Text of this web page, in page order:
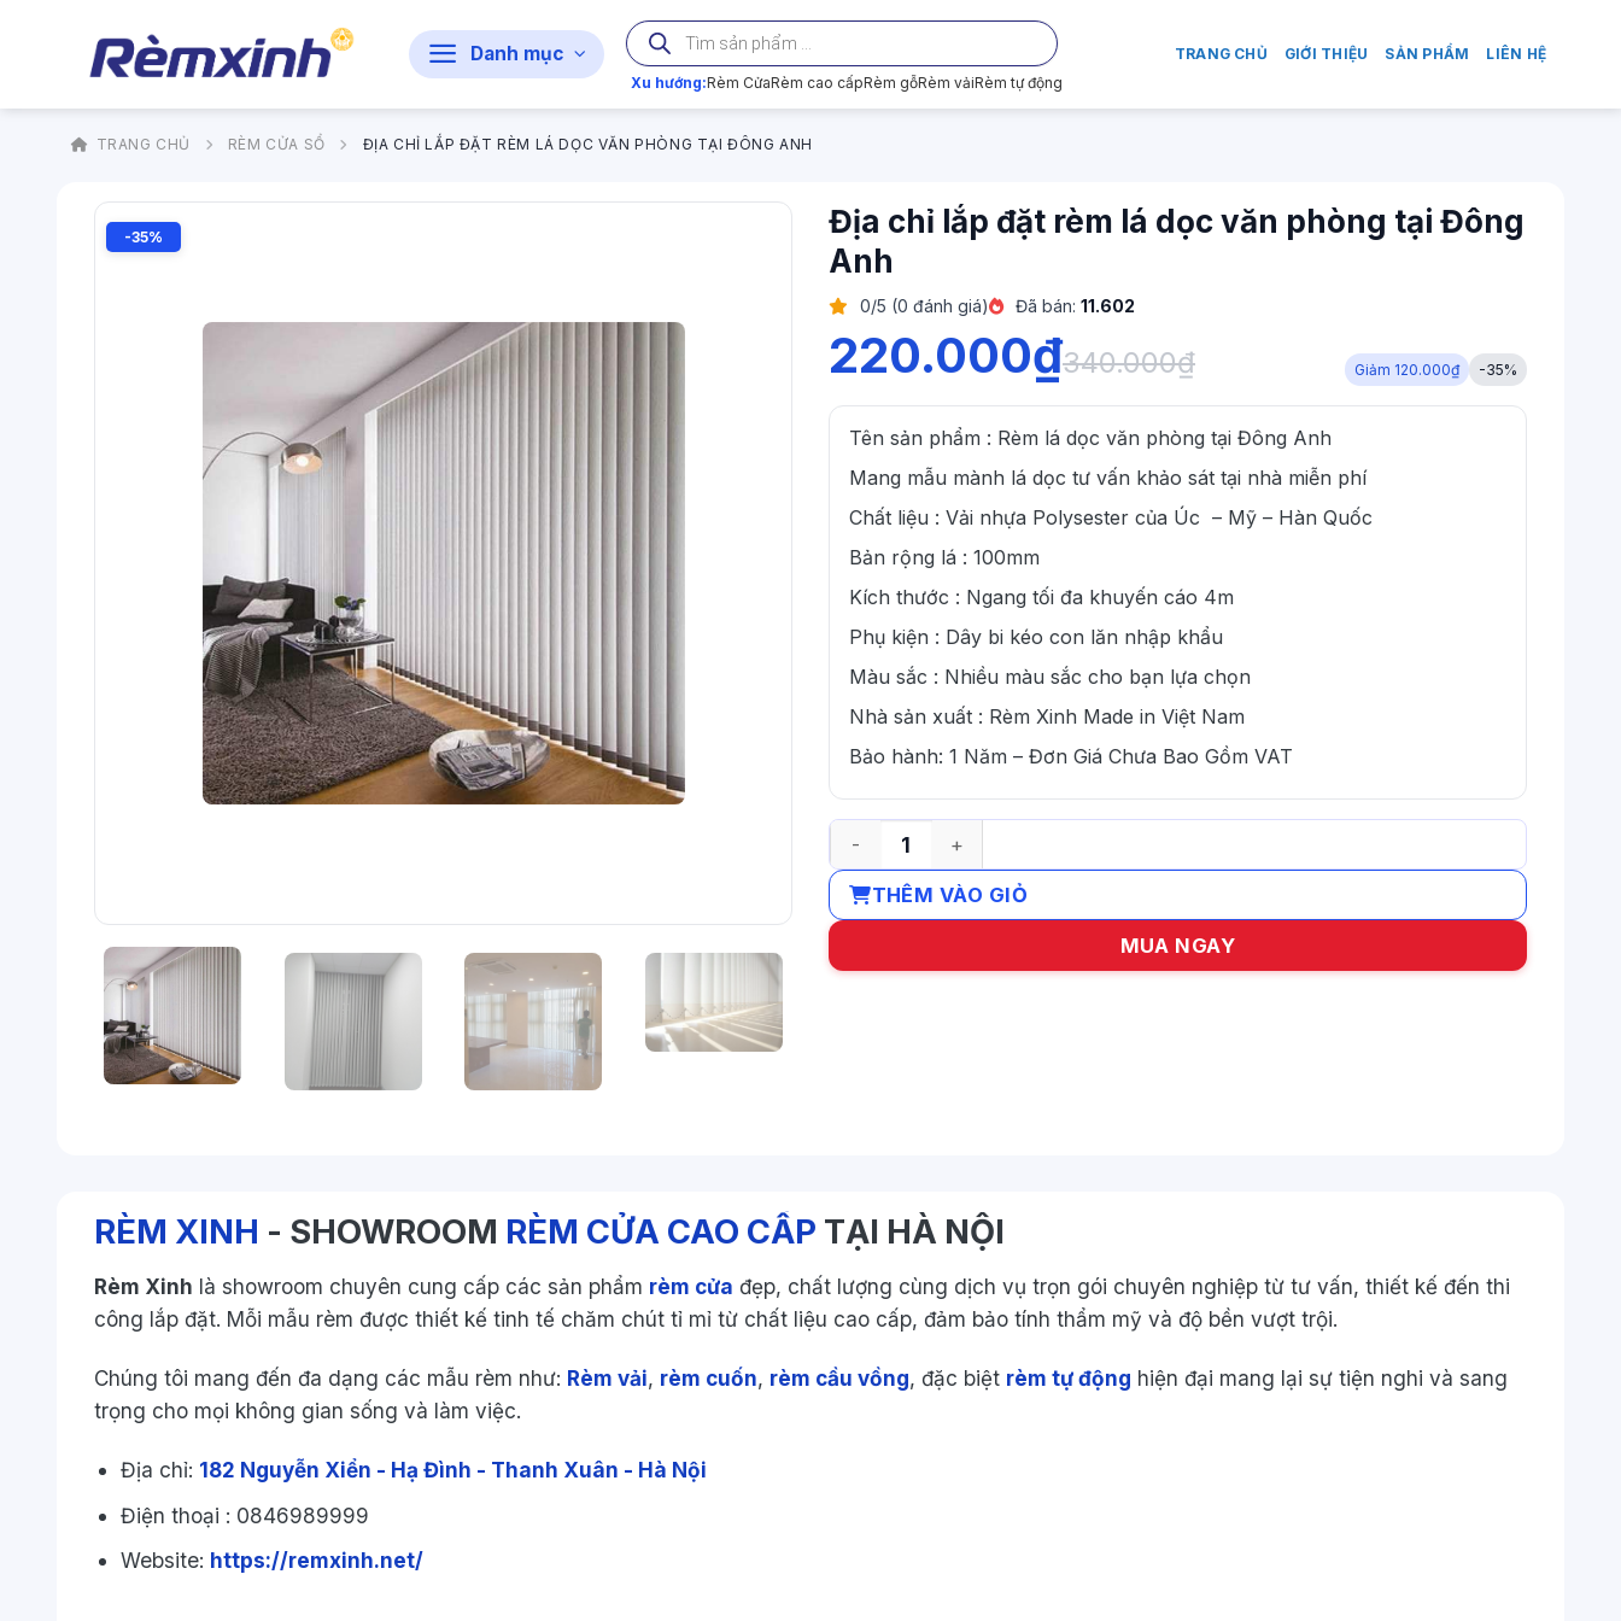
dung
Danh mục
Tìm
kiếm
sản
phẩm
Xu hướng:Rèm CửaRèm cao cấpRèm gỗRèm vảiRèm tự động
TRANG CHỦ GIỚI THIỆU SẢN PHẨM LIÊN HỆ
TRANG CHỦ RÈM CỬA SỔ ĐỊA CHỈ LẮP ĐẶT RÈM LÁ DỌC VĂN PHÒNG TẠI ĐÔNG ANH
-35%
Địa chỉ lắp đặt rèm lá dọc văn phòng tại Đông
Anh
0/5 (0 đánh giá) Đã bán: 11.602
220.000₫340.000₫ Giảm 120.000₫ -35%
Tên sản phẩm : Rèm lá dọc văn phòng tại Đông Anh
Mang mẫu mành lá dọc tư vấn khảo sát tại nhà miễn phí
Chất liệu : Vải nhựa Polysester của Úc – Mỹ – Hàn Quốc
Bản rộng lá : 100mm
Kích thước : Ngang tối đa khuyến cáo 4m
Phụ kiện : Dây bi kéo con lăn nhập khẩu
Màu sắc : Nhiều màu sắc cho bạn lựa chọn
Nhà sản xuất : Rèm Xinh Made in Việt Nam
Bảo hành: 1 Năm – Đơn Giá Chưa Bao Gồm VAT
Địa chỉ lắp đặt rèm lá dọc văn phòng tại Đông Anh số lượng
THÊM VÀO GIỎ
MUA NGAY
RÈM XINH - SHOWROOM RÈM CỬA CAO CẤP TẠI HÀ NỘI
Rèm Xinh là showroom chuyên cung cấp các sản phẩm rèm cửa đẹp, chất lượng cùng dịch vụ trọn gói chuyên nghiệp từ tư vấn, thiết kế đến thi
công lắp đặt. Mỗi mẫu rèm được thiết kế tinh tế chăm chút tỉ mỉ từ chất liệu cao cấp, đảm bảo tính thẩm mỹ và độ bền vượt trội.
Chúng tôi mang đến đa dạng các mẫu rèm như: Rèm vải, rèm cuốn, rèm cầu vồng, đặc biệt rèm tự động hiện đại mang lại sự tiện nghi và sang
trọng cho mọi không gian sống và làm việc.
Địa chỉ: 182 Nguyễn Xiển - Hạ Đình - Thanh Xuân - Hà Nội
Điện thoại : 0846989999
Website: https://remxinh.net/